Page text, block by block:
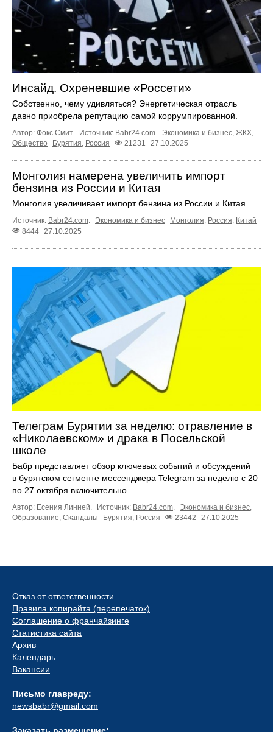
Инсайд. Охреневшие «Россети»
Собственно, чему удивляться? Энергетическая отрасль
давно приобрела репутацию самой коррумпированной.
Автор: Фокс Смит. Источник: Babr24.com. Экономика и бизнес, ЖКХ,
Общество
Бурятия, Россия 21231 27.10.2025
Монголия намерена увеличить импорт
бензина из России и Китая
Монголия увеличивает импорт бензина из России и Китая.
Источник: Babr24.com. Экономика и бизнес Монголия, Россия, Китай
8444
27.10.2025
Телеграм Бурятии за неделю: отравление в
«Николаевском» и драка в Посельской
школе
Бабр представляет обзор ключевых событий и обсуждений
в бурятском сегменте мессенджера Telegram за неделю с 20
по 27 октября включительно.
Автор: Есения Линней. Источник: Babr24.com. Экономика и бизнес,
Образование, Скандалы Бурятия, Россия 23442 27.10.2025
Отказ от ответственности
Правила копирайта (перепечаток)
Соглашение о франчайзинге
Статистика сайта
Архив
Календарь
Вакансии
Письмо главреду:
newsbabr@gmail.com